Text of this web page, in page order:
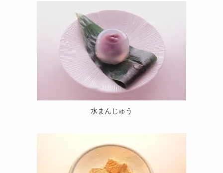
水まんじゅう